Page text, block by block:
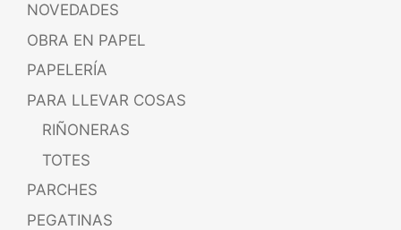
NOVEDADES
OBRA EN PAPEL
PAPELERÍA
PARA LLEVAR COSAS
RIÑONERAS
TOTES
PARCHES
PEGATINAS